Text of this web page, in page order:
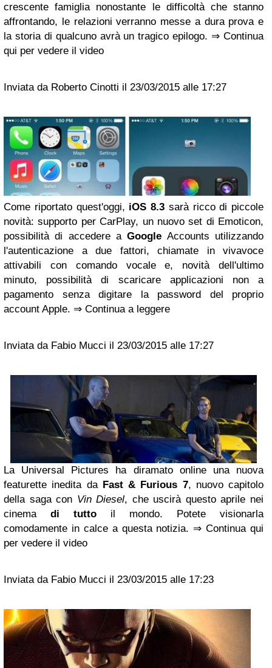
crescente famiglia nonostante le difficoltà che stanno
affrontando, le relazioni verranno messe a dura prova e
la storia di qualcuno avrà un tragico epilogo. ⇒ Continua
qui per vedere il video
Inviata da Roberto Cinotti il 23/03/2015 alle 17:27
Come riportato quest'oggi, iOS 8.3 sarà ricco di piccole
novità: supporto per CarPlay, un nuovo set di Emoticon,
possibilità di accedere aGoogle Accounts utilizzando
l'autenticazione a due fattori, chiamate in vivavoce
attivabili con comando vocale e, novità dell'ultimo
minuto, possibilità di scaricare applicazioni non a
pagamento senza digitare la password del proprio
account Apple. ⇒ Continua a leggere
Inviata da Fabio Mucci il 23/03/2015 alle 17:27
La Universal Pictures ha diramato online una nuova
featurette inedita da Fast & Furious 7, nuovo capitolo
della saga con Vin Diesel, che uscirà questo aprile nei
cinema di tutto il mondo. Potete visionarla
comodamente in calce a questa notizia. ⇒ Continua qui
per vedere il video
Inviata da Fabio Mucci il 23/03/2015 alle 17:23